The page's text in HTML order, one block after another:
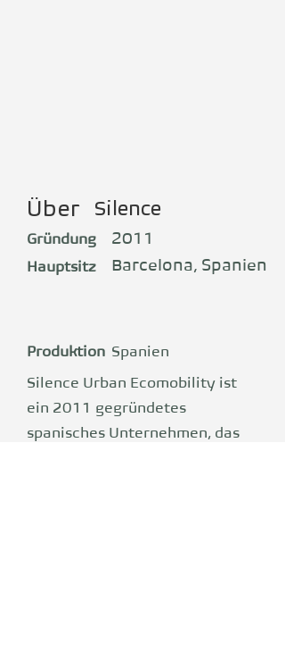
Über Silence
Gründung
Hauptsitz
2011
Barcelona, Spanien
Produktion Spanien
Silence Urban Ecomobility ist
ein 2011 gegründetes
spanisches Unternehmen, das